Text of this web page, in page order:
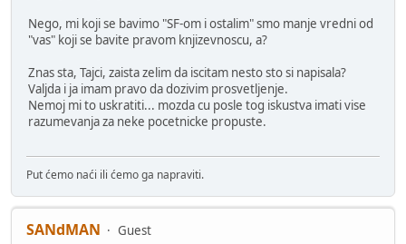
Nego, mi koji se bavimo "SF-om i ostalim" smo manje vredni od
"vas" koji se bavite pravom knjizevnoscu, a?
Znas sta, Tajci, zaista zelim da iscitam nesto sto si napisala?
Valjda i ja imam pravo da dozivim prosvetljenje.
Nemoj mi to uskratiti... mozda cu posle tog iskustva imati vise
razumevanja za neke pocetnicke propuste.
Put ćemo naći ili ćemo ga napraviti.
SANdMAN
Guest